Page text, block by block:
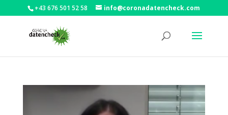
+43 676 501 52 58 info@coronadatencheck.com